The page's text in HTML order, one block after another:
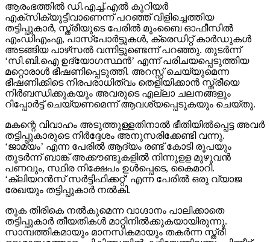
ആരംഭത്തില്‍ ഡി.എച്ച്.എല്‍ കുറിയര്‍
എക്‌സിക്യൂട്ടീവാണെന്ന് പറഞ്ഞ് വിളിച്ചെത്തിയ
തട്ടിപ്പുകാര്‍, സ്ത്രീയുടെ പേരില്‍ മുംബൈ ഓഫീസില്‍
എംഡിഎംഎ, പാസ്പോര്‍ട്ടുകള്‍, ക്രെഡിറ്റ് കാര്‍ഡുകള്‍
അടങ്ങിയ പാഴ്‌സല്‍ വന്നിട്ടുണ്ടെന്ന് പറഞ്ഞു. തുടര്‍ന്ന്
‘സി.ബി.ഐ ഉദ്യോഗസ്ഥന്‍’ എന്ന് പരിചയപ്പെടുത്തിയ
മറ്റൊരാള്‍ ഭീഷണിപ്പെടുത്തി. അറസ്റ്റ് ചെയ്യുമെന്ന
ഭീഷണിക്കിടെ നിരപരാധിത്വം തെളിയിക്കാന്‍ സ്ത്രീയെ
നിര്‍ബന്ധിക്കുകയും അവരുടെ എല്ലാ ചലനങ്ങളും
റിപ്പോര്‍ട്ട് ചെയ്യണമെന്ന് ആവശ്യപ്പെടുകയും ചെയ്തു.
മകന്റെ വിവാഹം അടുത്തുള്ളതിനാല്‍ ഭീതിയില്‍പ്പെട്ട അവര്‍
തട്ടിപ്പുകാരുടെ നിര്‍ദ്ദേശം അനുസരിക്കേണ്ടി വന്നു.
‘ജാമ്യം’ എന്ന പേരില്‍ ആദ്യം രണ്ട് കോടി രൂപയും
തുടര്‍ന്ന് ബാങ്ക് അക്കൗണ്ടുകളില്‍ നിന്നുളള മുഴുവന്‍
പണവും, സ്ഥിര നിക്ഷേപം ഉള്‍പ്പെടെ, കൈമാറി.
‘ക്ലിയറന്‍സ് സര്‍ട്ടിഫിക്കറ്റ്’ എന്ന പേരില്‍ ഒരു വ്യാജ
രേഖയും തട്ടിപ്പുകാര്‍ നല്‍കി.
തുക തിരികെ നല്‍കുമെന്ന വാഗ്ദാനം പാലിക്കാതെ
തട്ടിപ്പുകാര്‍ തീയതികള്‍ മാറ്റിനില്‍ക്കുകയായിരുന്നു.
സാമ്പത്തികമായും മാനസികമായും തകര്‍ന്ന സ്ത്രീ